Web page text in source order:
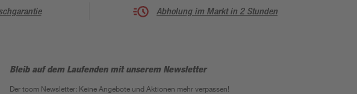
Abholung im Markt in 2 Stunden
Bleib auf dem Laufenden mit unserem Newsletter
Der toom Newsletter: Keine Angebote und Aktionen mehr verpassen!